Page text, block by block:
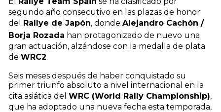
segundo año consecutivo en las plazas de honor
del Rallye de Japón, donde Alejandro Cachón /
Borja Rozada han protagonizado de nuevo una
gran actuación, alzándose con la medalla de plata
de WRC2.
Seis meses después de haber conquistado su
primer triunfo absoluto a nivel internacional en la
cita asiática del WRC (World Rally Championship),
que ha adoptado una nueva fecha esta temporada,